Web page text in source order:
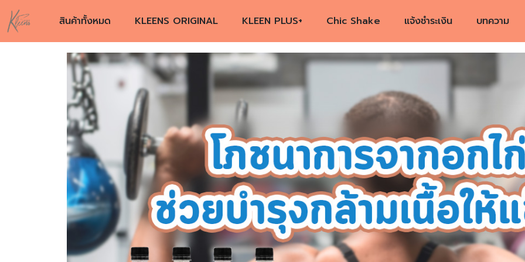
สินค้าทั้งหมด KLEENS ORIGINAL KLEEN PLUS+ Chic Shake แจ้งชำระเงิน บทความ